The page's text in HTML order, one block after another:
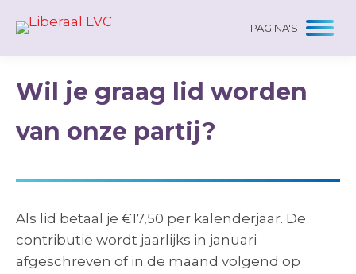
PAGINA'S
Wil je graag lid worden
van onze partij?
Als lid betaal je €17,50 per kalenderjaar. De
contributie wordt jaarlijks in januari
afgeschreven of in de maand volgend op